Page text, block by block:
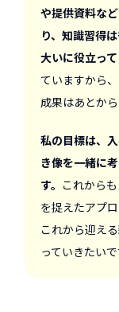
や提供資料な
り、知識習得
大いに役立って
ていますから
成果はあとか
私の目標は、
き像を一緒に
す。 これから
を捉えたアプ
これから迎え
っていきたいで